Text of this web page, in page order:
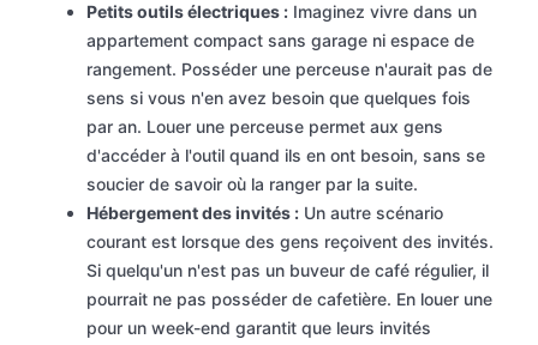
Petits outils électriques : Imaginez vivre dans un
appartement compact sans garage ni espace de
rangement. Posséder une perceuse n'aurait pas de
sens si vous n'en avez besoin que quelques fois
par an. Louer une perceuse permet aux gens
d'accéder à l'outil quand ils en ont besoin, sans se
soucier de savoir où la ranger par la suite.
Hébergement des invités : Un autre scénario
courant est lorsque des gens reçoivent des invités.
Si quelqu'un n'est pas un buveur de café régulier, il
pourrait ne pas posséder de cafetière. En louer une
pour un week-end garantit que leurs invités